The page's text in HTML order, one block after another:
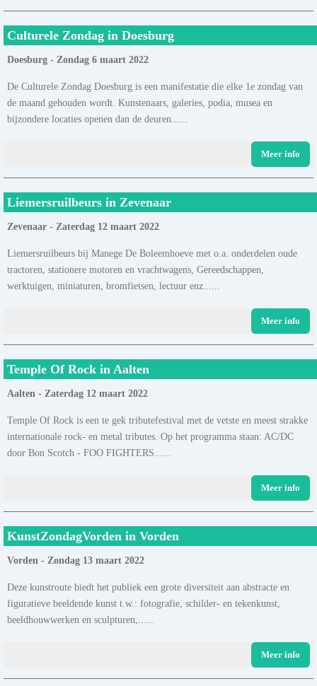
Culturele Zondag in Doesburg
Doesburg - Zondag 6 maart 2022
De Culturele Zondag Doesburg is een manifestatie die elke 1e zondag van
de maand gehouden wordt. Kunstenaars, galeries, podia, musea en
bijzondere locaties openen dan de deuren......
Meer info
Liemersruilbeurs in Zevenaar
Zevenaar - Zaterdag 12 maart 2022
Liemersruilbeurs bij Manege De Boleemhoeve met o.a. onderdelen oude
tractoren, stationere motoren en vrachtwagens, Gereedschappen,
werktuigen, miniaturen, bromfietsen, lectuur enz......
Meer info
Temple Of Rock in Aalten
Aalten - Zaterdag 12 maart 2022
Temple Of Rock is een te gek tributefestival met de vetste en meest strakke
internationale rock- en metal tributes. Op het programma staan: AC/DC
door Bon Scotch - FOO FIGHTERS......
Meer info
KunstZondagVorden in Vorden
Vorden - Zondag 13 maart 2022
Deze kunstroute biedt het publiek een grote diversiteit aan abstracte en
figuratieve beeldende kunst t.w.: fotografie, schilder- en tekenkunst,
beeldhouwwerken en sculpturen,......
Meer info